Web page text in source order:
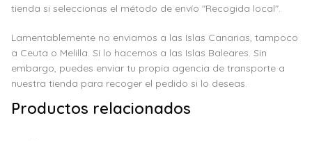
tienda si seleccionas el método de envío "Recogida local".
Lamentablemente no enviamos a las Islas Canarias, tampoco
a Ceuta o Melilla. Sí lo hacemos a las Islas Baleares. Sin
embargo, puedes enviar tu propia agencia de transporte a
nuestra tienda para recoger el pedido si lo deseas.
Productos relacionados